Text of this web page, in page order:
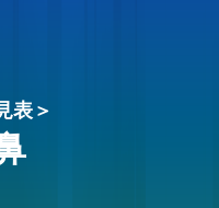
表＞